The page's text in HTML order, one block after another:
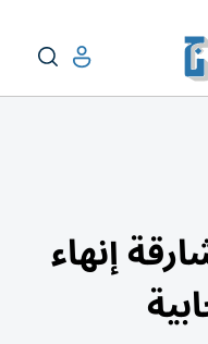
إنهاء